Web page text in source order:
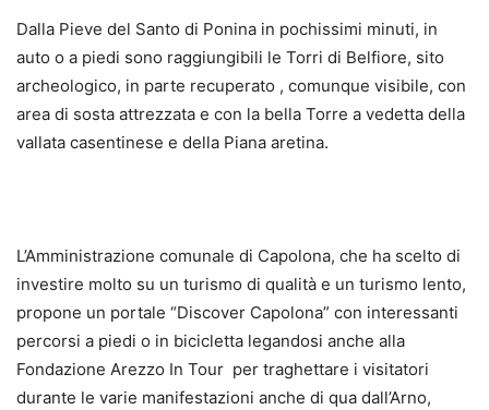
Dalla Pieve del Santo di Ponina in pochissimi minuti, in
auto o a piedi sono raggiungibili le Torri di Belfiore, sito
archeologico, in parte recuperato , comunque visibile, con
area di sosta attrezzata e con la bella Torre a vedetta della
vallata casentinese e della Piana aretina.
L’Amministrazione comunale di Capolona, che ha scelto di
investire molto su un turismo di qualità e un turismo lento,
propone un portale “Discover Capolona” con interessanti
percorsi a piedi o in bicicletta legandosi anche alla
Fondazione Arezzo In Tour per traghettare i visitatori
durante le varie manifestazioni anche di qua dall’Arno,